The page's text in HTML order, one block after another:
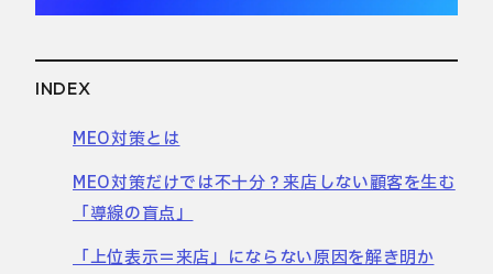
INDEX
MEO対策とは
MEO対策だけでは不十分？来店しない顧客を生む
「導線の盲点」
「上位表示＝来店」にならない原因を解き明か